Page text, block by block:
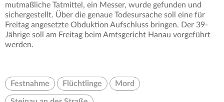
mutmaßliche Tatmittel, ein Messer, wurde gefunden und
sichergestellt. Über die genaue Todesursache soll eine für
Freitag angesetzte Obduktion Aufschluss bringen. Der 39-
Jährige soll am Freitag beim Amtsgericht Hanau vorgeführt
werden.
Festnahme Flüchtlinge Mord